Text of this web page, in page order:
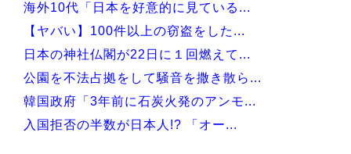
海外10代「日本を好意的に見ている...
【ヤバい】100件以上の窃盗をした...
日本の神社仏閣が22日に１回燃えて...
公園を不法占拠をして騒音を撒き散ら...
韓国政府「3年前に石炭火発のアンモ...
入国拒否の半数が日本人!? 「オー...